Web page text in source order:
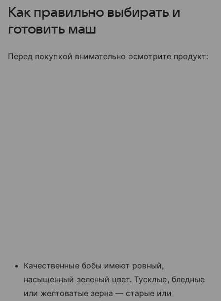
Как правильно выбирать и
готовить маш
Перед покупкой внимательно осмотрите продукт:
Качественные бобы имеют ровный,
насыщенный зеленый цвет. Тусклые, бледные
или желтоватые зерна — старые или